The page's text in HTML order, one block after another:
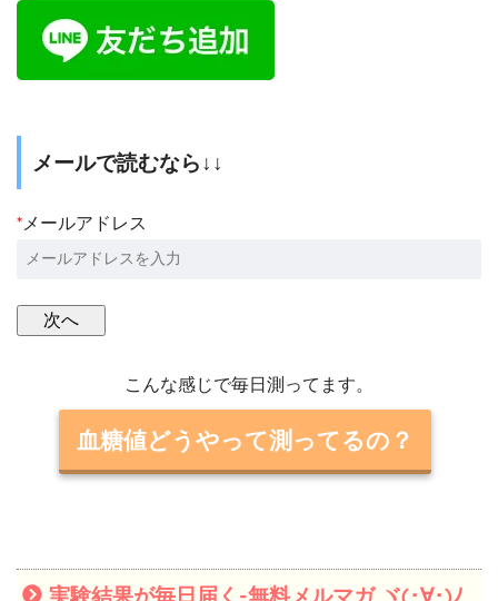
メールで読むなら↓↓
* メールアドレス
こんな感じで毎日測ってます。
血糖値どうやって測ってるの？
実験結果が毎日届く-無料メルマガ ヾ(･∀･)ﾉ